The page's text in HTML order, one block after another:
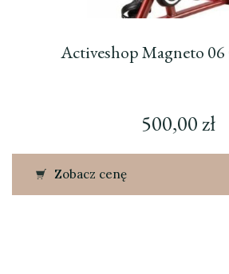
Activeshop Magneto 06
500,00zł
Zobacz cenę